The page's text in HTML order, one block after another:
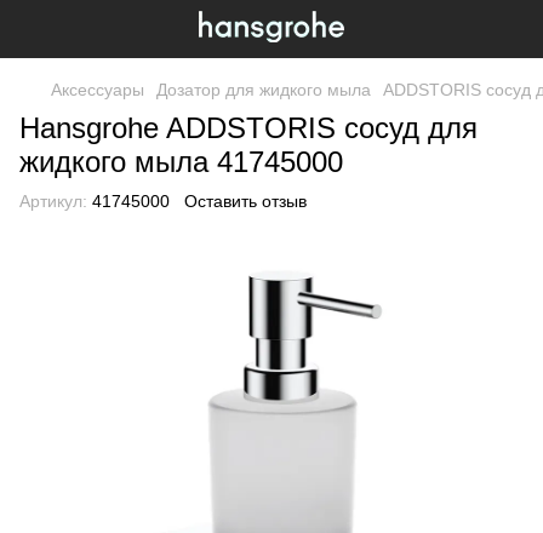
Аксессуары Дозатор для жидкого мыла ADDSTORIS сосуд
Hansgrohe ADDSTORIS сосуд для
жидкого мыла 41745000
Артикул: 41745000 Оставить отзыв